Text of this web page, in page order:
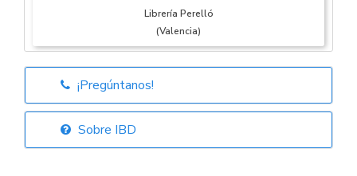
Librería Perelló
(Valencia)
Librería Elías
¡Pregúntanos!
Sobre IBD